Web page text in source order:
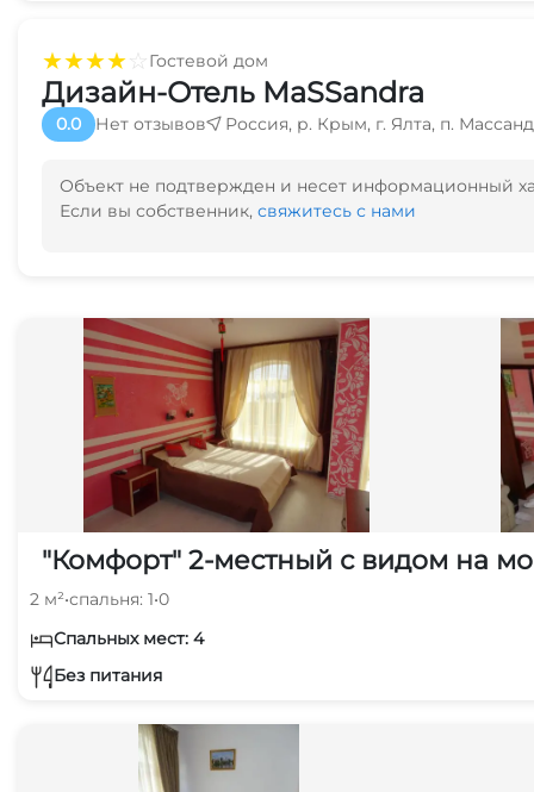
★★★★☆Гостевой дом
Дизайн-Отель MaSSandra
0.0 Нет отзывов Россия, р. Крым, г. Ялта, п.
Объект не подтвержден и несет информационный
Если вы собственник, свяжитесь с нами
"Комфорт" 2-местный с видом на
2 м²•спальня: 1•0
Спальных мест: 4
Без питания